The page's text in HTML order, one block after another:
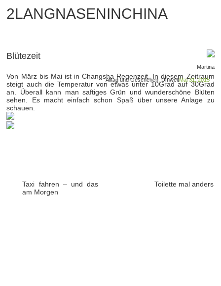
2LANGNASENINCHINA
Blütezeit
Martina
Mai 31, 2015
Alltag und Geschehen, Umwelt
Von März bis Mai ist in Changsha Regenzeit. In diesem Zeitraum
steigt auch die Temperatur von etwas unter 10Grad auf 30Grad
an. Überall kann man saftiges Grün und wunderschöne Blüten
sehen. Es macht einfach schon Spaß über unsere Anlage zu
schauen.
Taxi fahren – und das
am Morgen
Toilette mal anders